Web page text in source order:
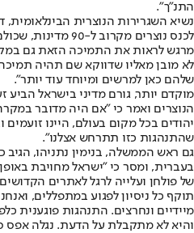
התנ"ך".
נשיא השגרירות הנוצרית הבינלאומית,
לכנס נוצרים מקרוב
מרגש לראות את התמיכה הזאת גם
לא מובן מאליו שדווקא שם תהיה
שלהם כאן למרשים ומיוחד עוד יותר".
מוקדם יותר, גורם מדיני בישראל הביע
הנוצרים ואמר כי "אם היה מדובר
יהודים בכל מקום בעולם, היינו
שהתנהגות כזו תתרחש אצלנו".
גם ראש הממשלה, בנימין נתניהו, הגיב
בעברית, ומסר כי "ישראל מחויבת
של פולחן ועלייה לרגל לאתרים
תוקף כל ניסיון לפגוע במתפללים,
מיידיים ונחרצים. התנהגות פוגענית
והיא לא מתקבלת על הדעת. נגלה אפס